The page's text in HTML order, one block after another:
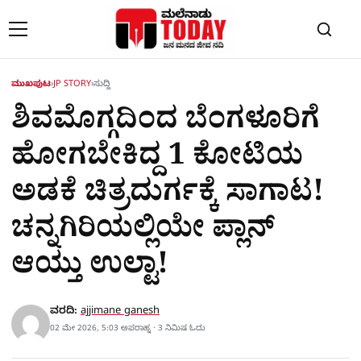
ಮುಖಪುಟ›JP STORY›ಸುದ್ದಿ
ಶಿವಮೊಗ್ಗದಿಂದ ಬೆಂಗಳೂರಿಗೆ
ಹೋಗಬೇಕಿದ್ದ 1 ಕೋಟಿಯ
ಅಡಕೆ ಚಿತ್ರದುರ್ಗಕ್ಕೆ ಸಾಗಾಟ!
ಚನ್ನಗಿರಿಯಲ್ಲಿಯೇ ಪ್ಲಾನ್​
ಆಯ್ತು ಉಲ್ಟಾ!
ವರದಿ: ajjimane ganesh
02 ಮೇ 2026, 5:03 ಅಪರಾಹ್ನ · 3 ನಿಮಿಷ ಓದು